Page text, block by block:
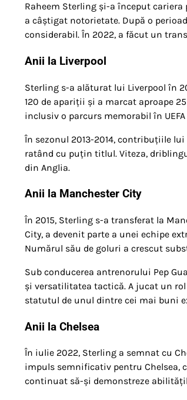
Raheem Sterling și-a început cariera
a câștigat notorietate. După o
considerabil. În 2022, a făcut un
Anii la Liverpool
Sterling s-a alăturat lui Liverpool în
120 de apariții și a marcat aproape
inclusiv o parcurs memorabil în
În sezonul 2013-2014, contribuțiile
ratând cu puțin titlul. Viteza,
din Anglia.
Anii la Manchester City
În 2015, Sterling s-a transferat la
City, a devenit parte a unei echipe
Numărul său de goluri a crescut
Sub conducerea antrenorului Pep
și versatilitatea tactică. A jucat un
statutul de unul dintre cei mai buni
Anii la Chelsea
În iulie 2022, Sterling a semnat cu
impuls semnificativ pentru Chelsea,
continuat să-și demonstreze